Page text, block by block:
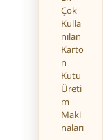
Çok
Kulla
nılan
Karto
n
Kutu
Üreti
m
Maki
naları